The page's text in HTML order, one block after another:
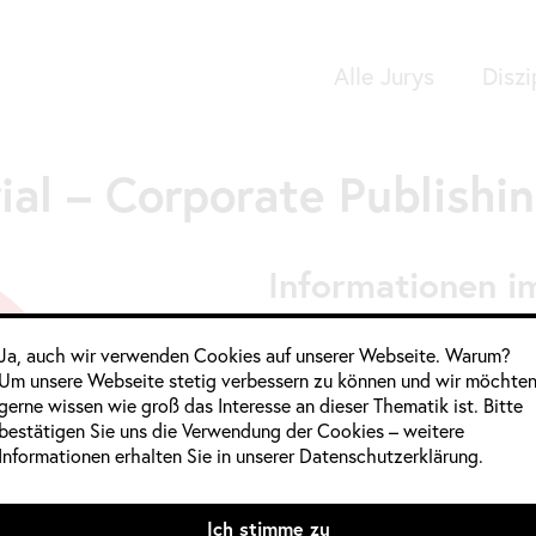
Alle Jurys
– Corporate
Informationen
Jahrgang:2020,2020 / 2021
Kategorie:Deutschland,
Quelle:
Mitglieder weiblich:
Sabine Cole
auch wir verwenden Cookies auf unserer Webseite. Warum?
Um unsere Webseite stetig verbessern zu können und wir möchten
wissen wie groß das Interesse an dieser Thematik ist. Bitte
bestätigen Sie uns die Verwendung der Cookies – weitere
Informationen erhalten Sie in unserer Datenschutzerklärung.
Ich stimme zu